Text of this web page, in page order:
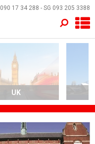
090 17 34 288 - SG 093 205 3388
UK
×